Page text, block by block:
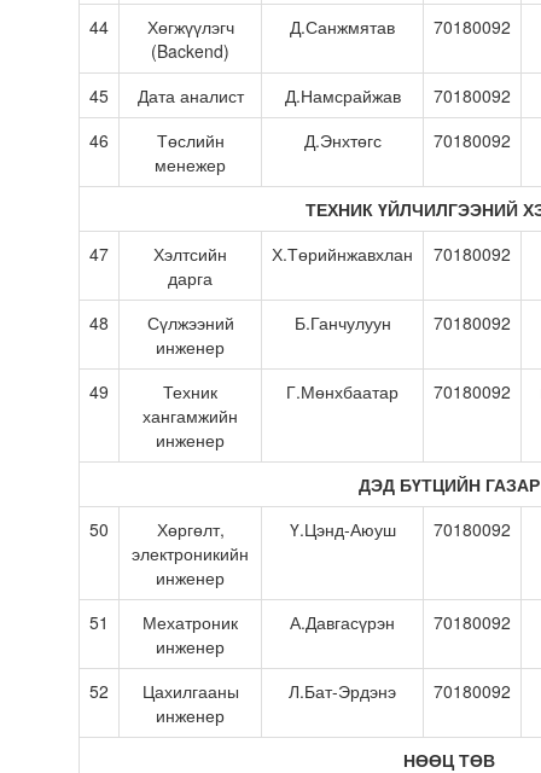
44
Хөгжүүлэгч
(Backend)
Д.Санжмятав 70180092
45 Дата аналист Д.Намсрайжав
70180092
46
Төслийн
менежер
Д.Энхтөгс 70180092
ТЕХНИК ҮЙЛЧИЛГЭЭНИЙ
47
Хэлтсийн
дарга
Х.Төрийнжавхлан 70180092
48
Сүлжээний
инженер
Б.Ганчулуун 70180092
49
Техник
хангамжийн
инженер
Г.Мөнхбаатар 70180092
ДЭД БҮТЦИЙН ГАЗАР
50
Хөргөлт,
электроникийн
инженер
Ү.Цэнд-Аюуш 70180092
51
Мехатроник
инженер
А.Давгасүрэн 70180092
52
Цахилгааны
инженер
Л.Бат-Эрдэнэ 70180092
НӨӨЦ ТӨВ